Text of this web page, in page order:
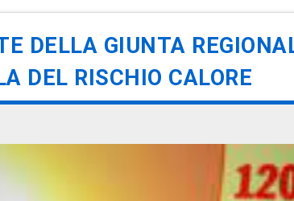
DELLA GIUNTA
DEL RISCHIO CALORE